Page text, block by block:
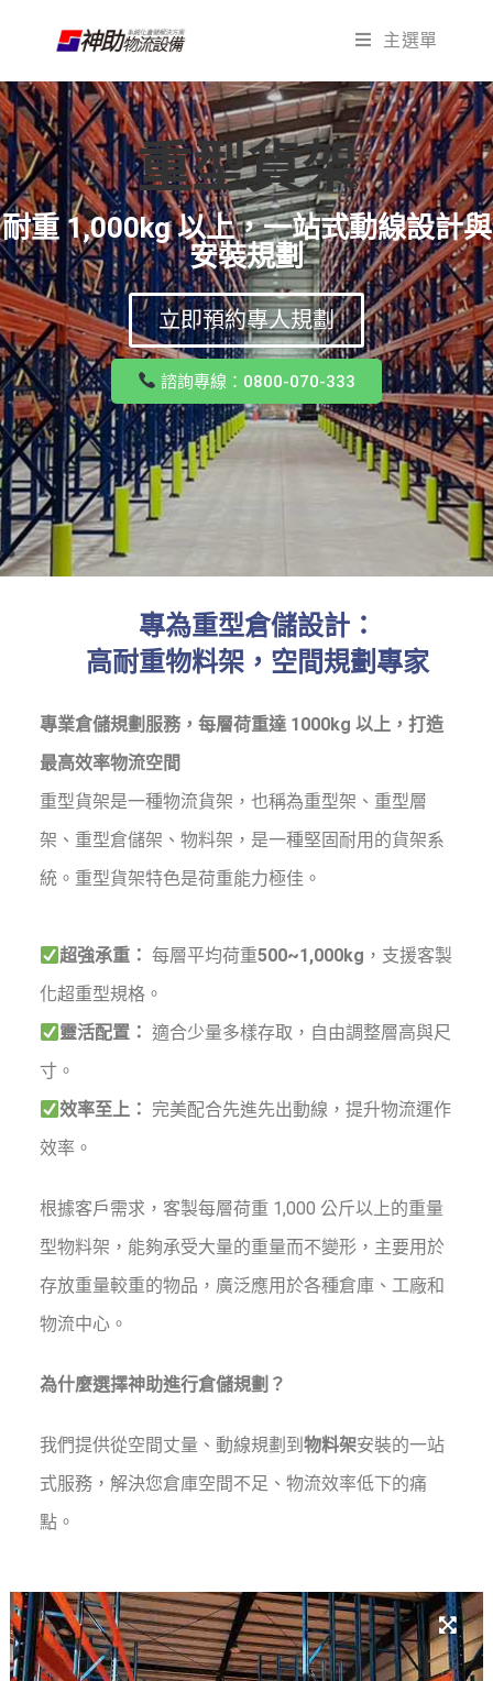
主選單
重型貨架
耐重 1,000kg 以上，一站式動線設計與
安裝規劃
立即預約專人規劃
諮詢專線：0800-070-333
專為重型倉儲設計：
高耐重物料架，空間規劃專家
專業倉儲規劃服務，每層荷重達 1000kg 以上，打造
最高效率物流空間
重型貨架是一種物流貨架，也稱為重型架、 重型層
架 、 重型倉儲架、物料架 ，是一種堅固耐用的貨架系
統。 重型貨架特色是荷重能力極佳。
超強承重： 每層平均荷重500~1,000kg ，支援客製
化超重型規格。
靈活配置： 適合少量多樣存取，自由調整層高與尺
寸。
效率至上： 完美配合先進先出動線，提升物流運作
效率。
根據客戶需求，客製每層荷重 1,000 公斤以上的重量
型物料架，能夠承受大量的重量而不變形，主要用於
存放重量較重的物品，廣泛應用於各種倉庫、工廠和
物流中心。
為什麼選擇神助進行倉儲規劃？
我們提供從空間丈量、動線規劃到 物料架安裝的一站
式服務，解決您倉庫空間不足、物流效率低下的痛
點。